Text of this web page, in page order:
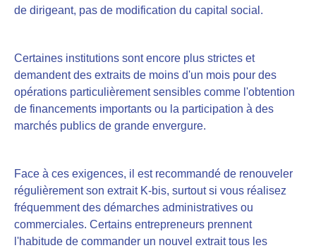
de dirigeant, pas de modification du capital social.
Certaines institutions sont encore plus strictes et
demandent des extraits de moins d'un mois pour des
opérations particulièrement sensibles comme l'obtention
de financements importants ou la participation à des
marchés publics de grande envergure.
Face à ces exigences, il est recommandé de renouveler
régulièrement son extrait K-bis, surtout si vous réalisez
fréquemment des démarches administratives ou
commerciales. Certains entrepreneurs prennent
l'habitude de commander un nouvel extrait tous les